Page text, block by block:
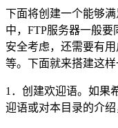
下面将创建一个能够
中，FTP服务器一般
安全考虑，还需要有
等。下面就来搭建这样
1．创建欢迎语。如果
迎语或对本目录的介绍